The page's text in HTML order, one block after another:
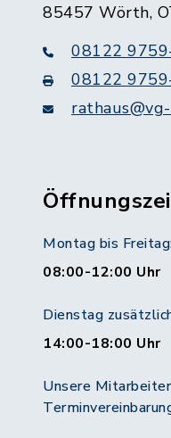
85457 Wörth,
08122
08122
Montag bis
08:00-12:00 Uhr
Dienstag
14:00-18:00 Uhr
Unsere